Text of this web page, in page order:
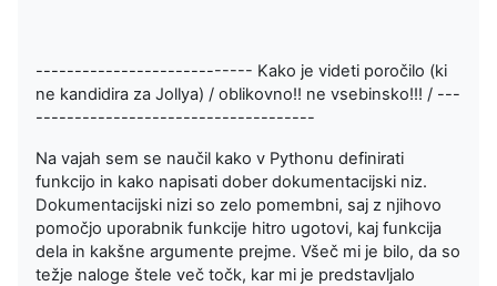
---------------------------- Kako je videti poročilo (ki
ne kandidira za Jollya) / oblikovno!! ne vsebinsko!!! / ---
------------------------------------
Na vajah sem se naučil kako v Pythonu definirati
funkcijo in kako napisati dober dokumentacijski niz.
Dokumentacijski nizi so zelo pomembni, saj z njihovo
pomočjo uporabnik funkcije hitro ugotovi, kaj funkcija
dela in kakšne argumente prejme. Všeč mi je bilo, da so
težje naloge štele več točk, kar mi je predstavljalo